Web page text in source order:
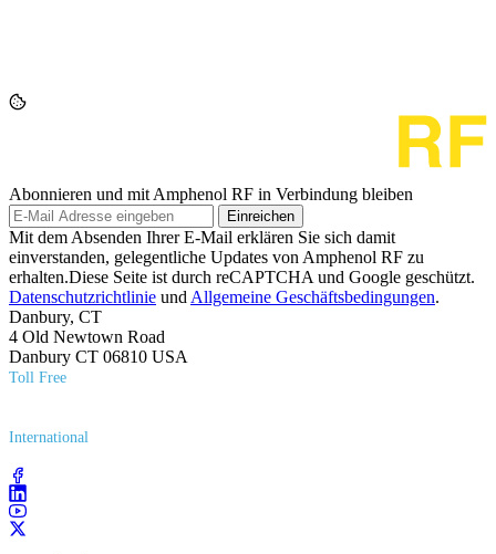
Abonnieren und mit Amphenol RF in Verbindung bleiben
Einreichen
Mit dem Absenden Ihrer E-Mail erklären Sie sich damit
einverstanden, gelegentliche Updates von Amphenol RF zu
erhalten.Diese Seite ist durch reCAPTCHA und Google geschützt.
Datenschutzrichtlinie und Allgemeine Geschäftsbedingungen.
Danbury, CT
4 Old Newtown Road
Danbury CT 06810 USA
Toll Free
International